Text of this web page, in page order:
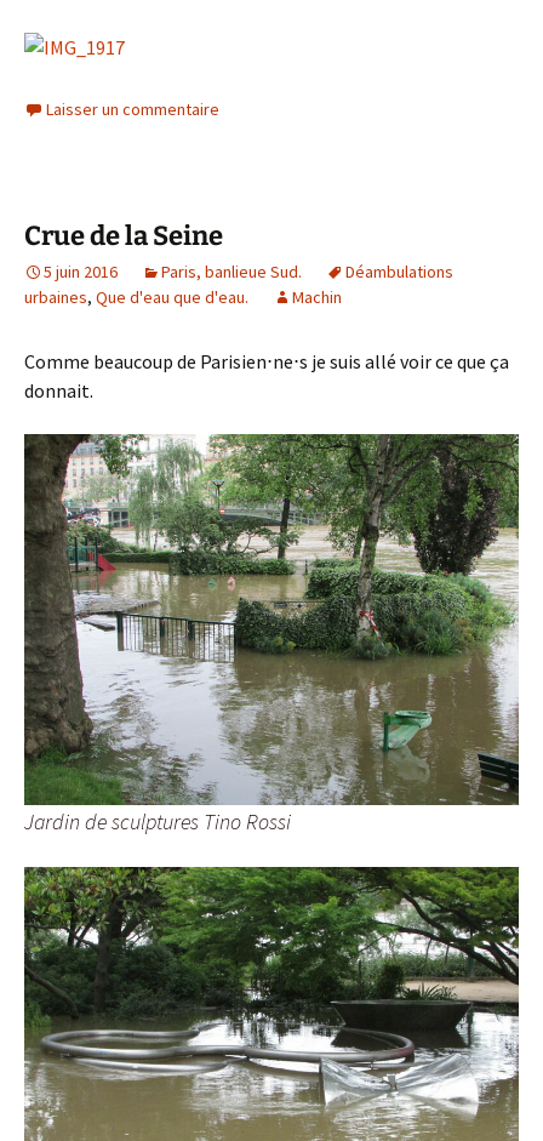
Laisser un commentaire
Crue de la Seine
5 juin 2016 Paris, banlieue Sud.
Déambulations
urbaines, Que d'eau que d'eau. Machin
Comme beaucoup de Parisien⋅ne⋅s je suis allé voir ce que ça
donnait.
Jardin de sculptures Tino Rossi